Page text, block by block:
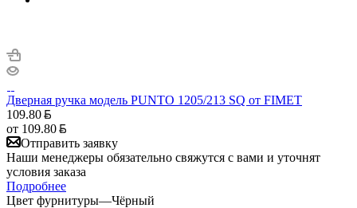
Дверная ручка модель PUNTO 1205/213 SQ от FIMET
109.80
от 109.80
Отправить заявку
Наши менеджеры обязательно свяжутся с вами и уточнят
условия заказа
Подробнее
Цвет фурнитуры—Чёрный